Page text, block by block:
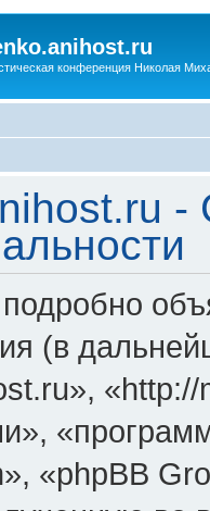
конференция Николая
-
(в
«phpBB